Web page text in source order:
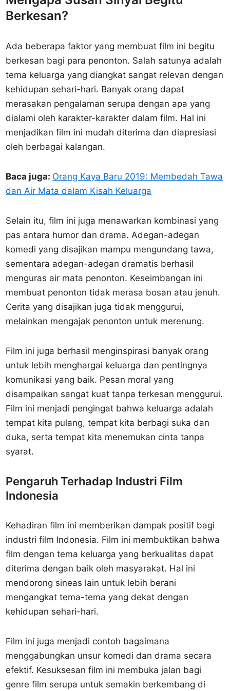
Berkesan?
Ada beberapa faktor yang membuat film ini begitu
berkesan bagi para penonton. Salah satunya adalah
tema keluarga yang diangkat sangat relevan dengan
kehidupan sehari-hari. Banyak orang dapat
merasakan pengalaman serupa dengan apa yang
dialami oleh karakter-karakter dalam film. Hal ini
menjadikan film ini mudah diterima dan diapresiasi
oleh berbagai kalangan.
Baca juga: Orang Kaya Baru 2019: Membedah Tawa
dan Air Mata dalam Kisah Keluarga
Selain itu, film ini juga menawarkan kombinasi yang
pas antara humor dan drama. Adegan-adegan
komedi yang disajikan mampu mengundang tawa,
sementara adegan-adegan dramatis berhasil
menguras air mata penonton. Keseimbangan ini
membuat penonton tidak merasa bosan atau jenuh.
Cerita yang disajikan juga tidak menggurui,
melainkan mengajak penonton untuk merenung.
Film ini juga berhasil menginspirasi banyak orang
untuk lebih menghargai keluarga dan pentingnya
komunikasi yang baik. Pesan moral yang
disampaikan sangat kuat tanpa terkesan menggurui.
Film ini menjadi pengingat bahwa keluarga adalah
tempat kita pulang, tempat kita berbagi suka dan
duka, serta tempat kita menemukan cinta tanpa
syarat.
Pengaruh Terhadap Industri Film
Indonesia
Kehadiran film ini memberikan dampak positif bagi
industri film Indonesia. Film ini membuktikan bahwa
film dengan tema keluarga yang berkualitas dapat
diterima dengan baik oleh masyarakat. Hal ini
mendorong sineas lain untuk lebih berani
mengangkat tema-tema yang dekat dengan
kehidupan sehari-hari.
Film ini juga menjadi contoh bagaimana
menggabungkan unsur komedi dan drama secara
efektif. Kesuksesan film ini membuka jalan bagi
genre film serupa untuk semakin berkembang di